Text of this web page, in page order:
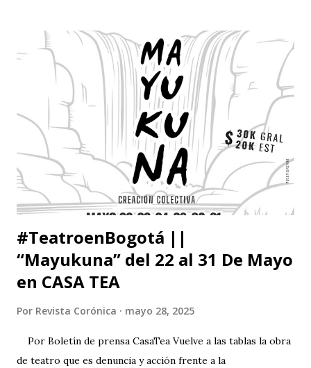
verdad me está pasando esto a mí?– mi imaginación me
presenta con un miedo creciente, es la misma necesidad la
que me abruma. Encontrar la frase que me dé la libertad y la
firmeza para hablar sin temblar, en este lugar donde me
han invitado esta noche. Esa frase, no necesito buscarla
muy lejos. Surge. En toda su nitidez, su violencia. Lapidaria.
Irrefragable. La escribí hace sesenta años en mi diario
íntimo. "Escribiré para vengar mi raza". Se hacía eco del
grito de Rimb...
#TeatroenBogotá ||
“Mayukuna” del 22 al 31 De Mayo
en CASA TEA
Por Revista Corónica mayo 28, 2025
Por Boletín de prensa CasaTea Vuelve a las tablas la obra
de teatro que es denuncia y acción frente a la